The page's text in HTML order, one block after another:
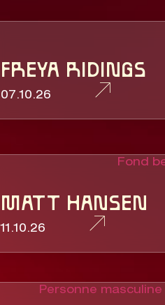
FREYA RIDINGS
07.10.26
MATT HANSEN
11.10.26